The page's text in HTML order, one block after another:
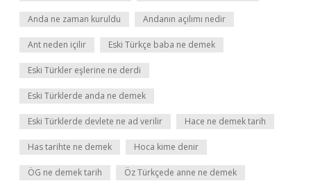
Anda ne zaman kuruldu Andanın açılımı nedir
Ant neden içilir Eski Türkçe baba ne demek
Eski Türkler eşlerine ne derdi
Eski Türklerde anda ne demek
Eski Türklerde devlete ne ad verilir Hace ne demek tarih
Has tarihte ne demek Hoca kime denir
ÖG ne demek tarih Öz Türkçede anne ne demek